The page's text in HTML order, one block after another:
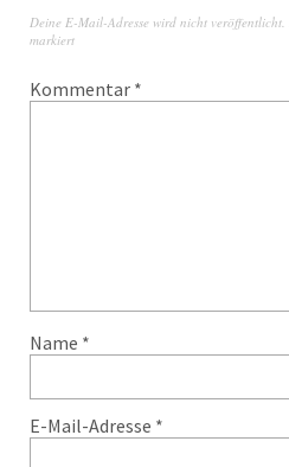
Deine E-Mail-Adresse wird nicht veröffentlicht.
markiert
Kommentar *
Name *
E-Mail-Adresse *